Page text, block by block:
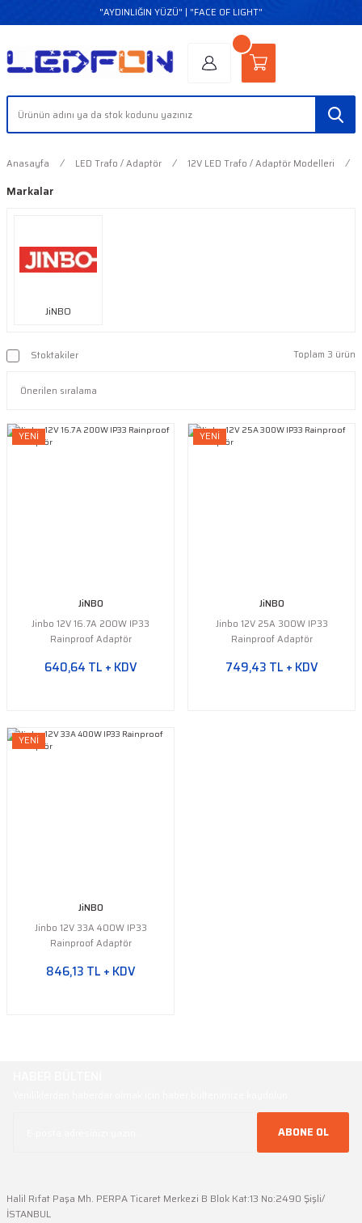
"AYDINLIĞIN YÜZÜ" | "FACE OF LIGHT"
Anasayfa LED Trafo / Adaptör 12V LED Trafo / Adaptör Modelleri
Markalar
JiNBO
Stoktakiler Toplam 3 ürün
YENİ
JiNBO
Jinbo 12V 16.7A 200W IP33
Rainproof Adaptör
640,64 TL + KDV
YENİ
JiNBO
Jinbo 12V 25A 300W IP33
Rainproof Adaptör
749,43 TL + KDV
YENİ
JiNBO
Jinbo 12V 33A 400W IP33
Rainproof Adaptör
846,13 TL + KDV
ABONE OL
Halil Rıfat Paşa Mh. PERPA Ticaret Merkezi B Blok Kat:13 No:2490 Şişli/
İSTANBUL